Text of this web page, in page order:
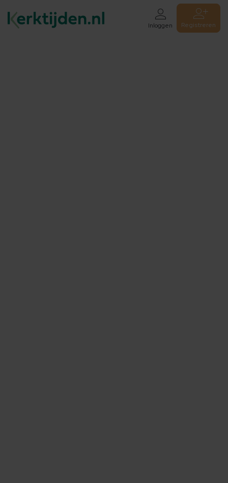
Inloggen Registreren